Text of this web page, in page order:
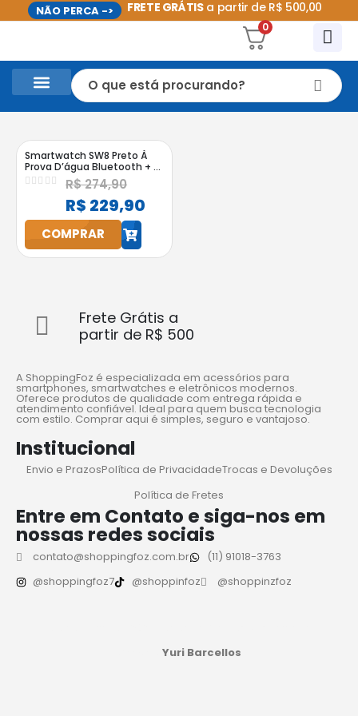
NÃO PERCA -> FRETE GRÁTISa partir de R$ 500,00
0
Smartwatch SW8 Preto À
Prova D’água Bluetooth + 2
PulseirasR$274,90
R$ 229,90
COMPRAR
Frete Grátis a
partir de R$ 500
A ShoppingFoz é especializada em acessórios para
smartphones, smartwatches e eletrônicos modernos.
Oferece produtos de qualidade com entrega rápida e
atendimento confiável. Ideal para quem busca tecnologia
com estilo. Comprar aqui é simples, seguro e vantajoso.
Institucional
Envio e PrazosPolítica de PrivacidadeTrocas e Devoluções
Política de Fretes
Entre em Contato e siga-nos em
nossas redes sociais
contato@shoppingfoz.com.br
(11) 91018-3763
@shoppingfoz7
@shoppinfoz @shoppinzfoz
Yuri Barcellos